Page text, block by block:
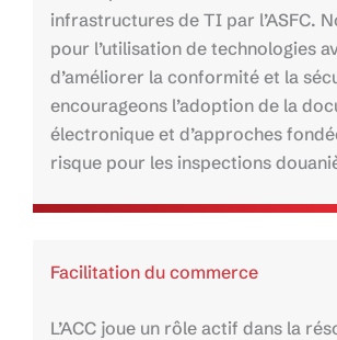
infrastructures de TI par l’ASFC.
pour l’utilisation de technologies
d’améliorer la conformité et la
encourageons l’adoption de la
électronique et d’approches
risque pour les inspections
Facilitation du commerce
L’ACC joue un rôle actif dans la